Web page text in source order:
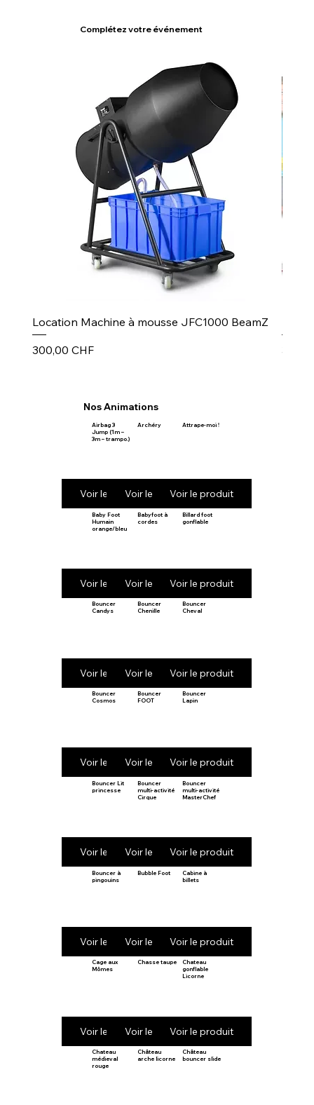
Complétez votre événement
Location Machine à mousse JFC1000 BeamZ
Prix
300,00 CHF
Prix
30,00
Nos Animations
Airbag 3
Jump (1m –
3m – trampo.)
Voir le produit
Archéry
Voir le produit
Attrape-moi !
Voir le produit
Baby Foot
Humain
orange/bleu
Voir le produit
Babyfoot à
cordes
Voir le produit
Billard foot
gonflable
Voir le produit
Bouncer
Candys
Voir le produit
Bouncer
Chenille
Voir le produit
Bouncer
Cheval
Voir le produit
Bouncer
Cosmos
Voir le produit
Bouncer
FOOT
Voir le produit
Bouncer
Lapin
Voir le produit
Bouncer Lit
princesse
Voir le produit
Bouncer
multi-activité
Cirque
Voir le produit
Bouncer
multi-activité
MasterChef
Voir le produit
Bouncer à
pingouins
Voir le produit
Bubble Foot
Voir le produit
Cabine à
billets
Voir le produit
Cage aux
Mômes
Voir le produit
Chasse taupe
Voir le produit
Chateau
gonflable
Licorne
Voir le produit
Chateau
médieval
rouge
Château
arche licorne
Château
bouncer slide